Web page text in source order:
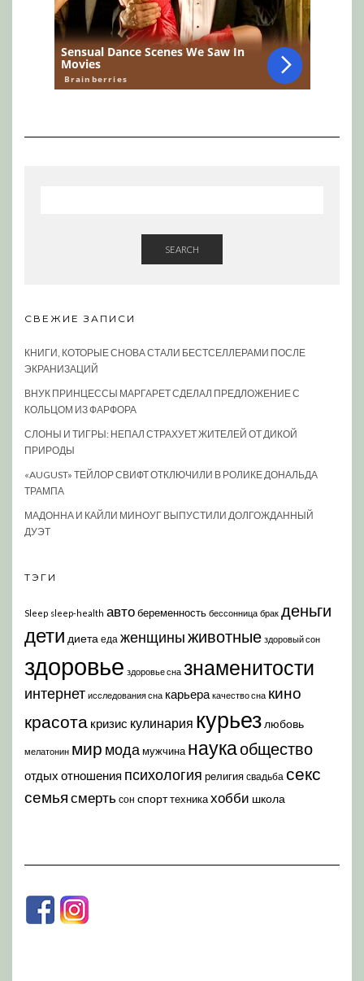
SEARCH
СВЕЖИЕ ЗАПИСИ
КНИГИ, КОТОРЫЕ СНОВА СТАЛИ БЕСТСЕЛЛЕРАМИ ПОСЛЕ
ЭКРАНИЗАЦИЙ
ВНУК ПРИНЦЕССЫ МАРГАРЕТ СДЕЛАЛ ПРЕДЛОЖЕНИЕ С
КОЛЬЦОМ ИЗ ФАРФОРА
СЛОНЫ И ТИГРЫ: НЕПАЛ СТРАХУЕТ ЖИТЕЛЕЙ ОТ ДИКОЙ
ПРИРОДЫ
«AUGUST» ТЕЙЛОР СВИФТ ОТКЛЮЧИЛИ В РОЛИКЕ ДОНАЛЬДА
ТРАМПА
МАДОННА И КАЙЛИ МИНОУГ ВЫПУСТИЛИ ДОЛГОЖДАННЫЙ
ДУЭТ
ТЭГИ
Sleep sleep-health автобеременность бессонница брак деньги
дети диета еда женщиныживотные здоровый сон
здоровье здоровье сна знаменитости
интернет исследования сна карьера качество сна кино
красота кризис кулинария курьез любовь
мелатонин мир модамужчина наукаобщество
отдых отношения психология религия свадьба секс
семья смерть сон спорттехникахобби школа